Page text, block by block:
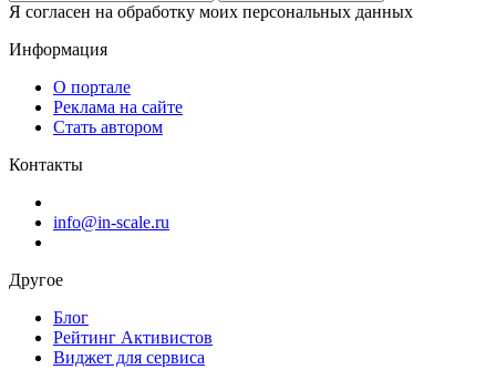
Я согласен на обработку моих персональных данных
Информация
О портале
Реклама на сайте
Стать автором
Контакты
info@in-scale.ru
Другое
Блог
Рейтинг Активистов
Виджет для сервиса